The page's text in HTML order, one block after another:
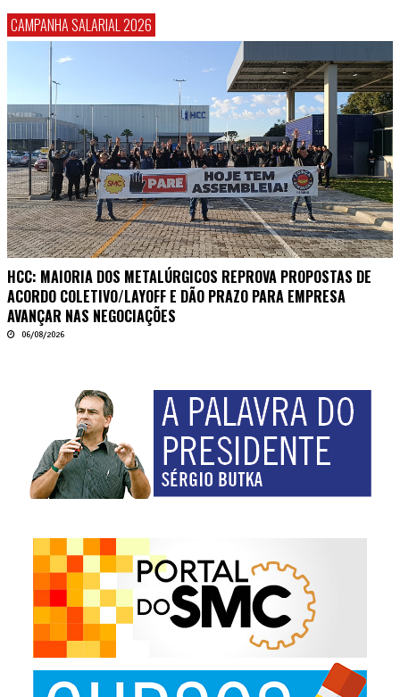
CAMPANHA SALARIAL 2026
HCC: MAIORIA DOS METALÚRGICOS REPROVA PROPOSTAS DE
ACORDO COLETIVO/LAYOFF E DÃO PRAZO PARA EMPRESA
AVANÇAR NAS NEGOCIAÇÕES
06/08/2026